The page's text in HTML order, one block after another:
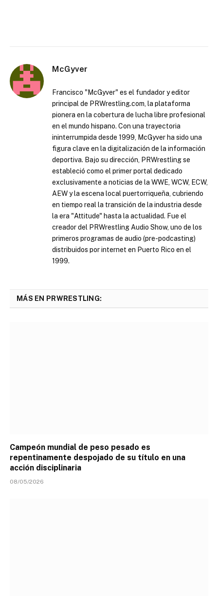
McGyver
Francisco "McGyver" es el fundador y editor
principal de PRWrestling.com, la plataforma
pionera en la cobertura de lucha libre profesional
en el mundo hispano. Con una trayectoria
ininterrumpida desde 1999, McGyver ha sido una
figura clave en la digitalización de la información
deportiva. Bajo su dirección, PRWrestling se
estableció como el primer portal dedicado
exclusivamente a noticias de la WWE, WCW, ECW,
AEW y la escena local puertorriqueña, cubriendo
en tiempo real la transición de la industria desde
la era "Attitude" hasta la actualidad. Fue el
creador del PRWrestling Audio Show, uno de los
primeros programas de audio (pre-podcasting)
distribuidos por internet en Puerto Rico en el
1999.
MÁS EN PRWRESTLING:
Campeón mundial de peso pesado es
repentinamente despojado de su título en una
acción disciplinaria
08/05/2026